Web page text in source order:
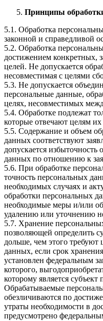
Принципы
5.1. Обработка
законной и справедливой
5.2. Обработка
достижением конкретных,
целей. Не допускается
несовместимая с целями
5.3. Не допускается
персональные данные,
целях, несовместимых
5.4. Обработке подлежат
которые отвечают целям их
5.5. Содержание и объем
данных соответствуют
допускается
данных по отношению к
5.6. При обработке
точность персональных
необходимых случаях и
обработки персональных
необходимые меры и/или
удалению или уточнению
5.7. Хранение
позволяющей определить
дольше, чем этого требуют
данных, если срок
установлен федеральным
которого,
которому является
Обрабатываемые
обезличиваются по
утраты необходимости в
предусмотрено